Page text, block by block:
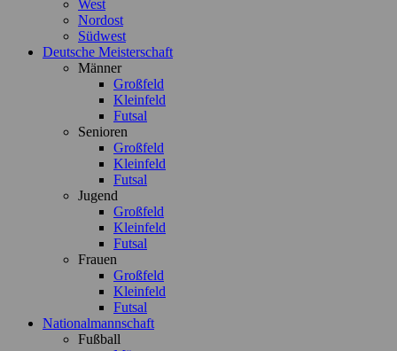
West
Nordost
Südwest
Deutsche Meisterschaft
Männer
Großfeld
Kleinfeld
Futsal
Senioren
Großfeld
Kleinfeld
Futsal
Jugend
Großfeld
Kleinfeld
Futsal
Frauen
Großfeld
Kleinfeld
Futsal
Nationalmannschaft
Fußball